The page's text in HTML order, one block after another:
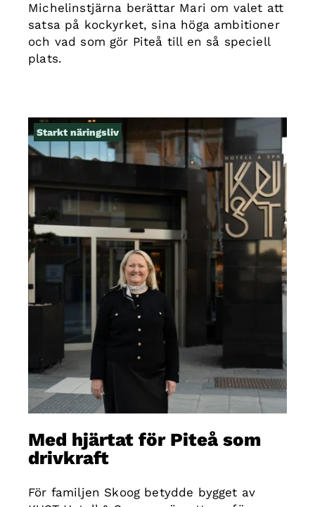
Michelinstjärna berättar Mari om valet att
satsa på kockyrket, sina höga ambitioner
och vad som gör Piteå till en så speciell
plats.
Starkt näringsliv
Med hjärtat för Piteå som
drivkraft
För familjen Skoog betydde bygget av